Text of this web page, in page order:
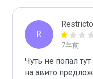
R
7年前
Чуть не попал
на авито